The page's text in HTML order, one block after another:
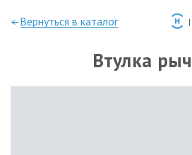
—Вернуться в каталог
Втулка